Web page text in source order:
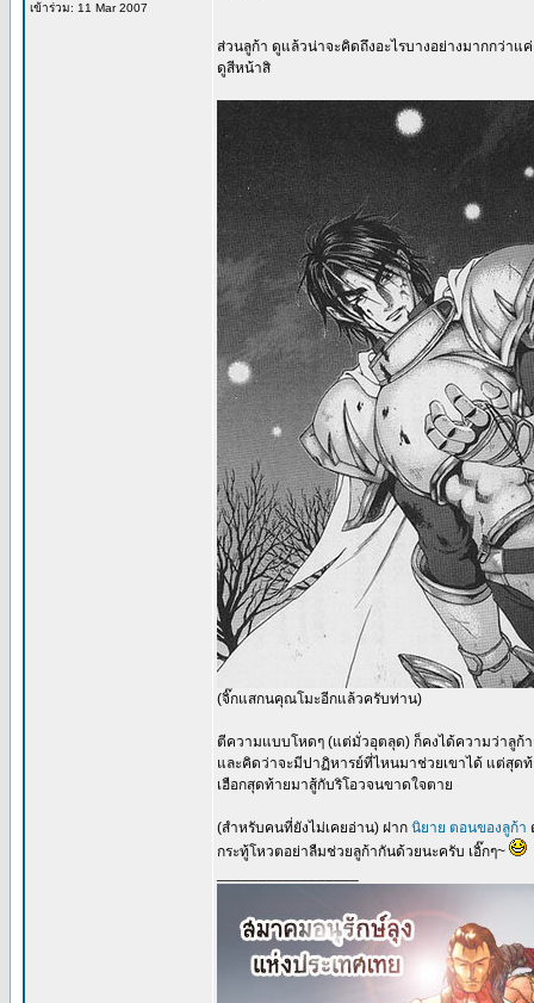
เข้าร่วม: 11 Mar 2007
ส่วนลูก้า ดูแล้วน่าจะคิดถึงอะไรบางอย่างมากกว่าแ
ดูสีหน้าสิ
(จิ๊กแสกนคุณโมะอีกแล้วครับท่าน)
ตีความแบบโหดๆ (แต่มั่วอุตลุด) ก็คงได้ความว่าลูก้า
และคิดว่าจะมีปาฏิหารย์ที่ไหนมาช่วยเขาได้ แต่สุด
เฮือกสุดท้ายมาสู้กับริโอวจนขาดใจตาย
(สำหรับคนที่ยังไม่เคยอ่าน) ฝาก นิยาย ตอนของลูก้า
กระทู้โหวตอย่าลืมช่วยลูก้ากันด้วยนะครับ เอิ๊กๆ~